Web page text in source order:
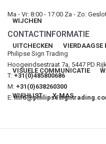
WIJCHEN
UITCHECKEN VIERDAAGSE
VISUELE COMMUNICATIE
WISHLIST X-MAS
Ma - Vr: 8:00 - 17:00 Za - Zo:
CONTACTINFORMATIE
Philipse Sign Trading
Hoogeindsestraat 7a, 5447 PD
T: +31(0)485800686
M: +31(0)638260300
E: